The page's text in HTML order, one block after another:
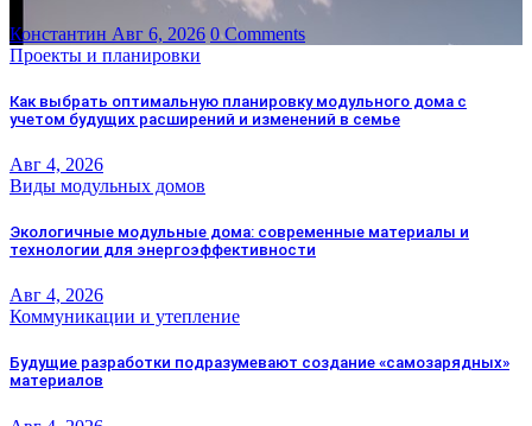
Константин Авг 6, 2026 0 Comments
Проекты и планировки
Как выбрать оптимальную планировку модульного дома с
учетом будущих расширений и изменений в семье
Авг 4, 2026
Виды модульных домов
Экологичные модульные дома: современные материалы и
технологии для энергоэффективности
Авг 4, 2026
Коммуникации и утепление
Будущие разработки подразумевают создание «самозарядных»
материалов